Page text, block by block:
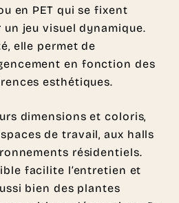
en PET qui se fixent
jeu visuel dynamique.
elle permet de
en fonction des
esthétiques.
dimensions et coloris,
de travail, aux halls
résidentiels.
facilite l’entretien et
bien des plantes